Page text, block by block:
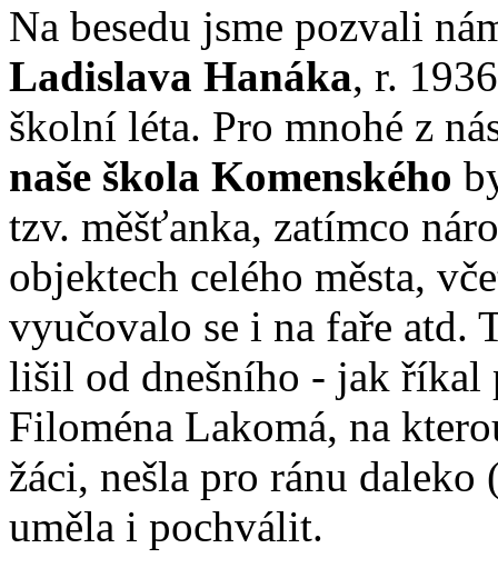
Na besedu jsme pozvali
Ladislava Hanáka, r.
školní léta. Pro mnohé z
naše škola Komenského
tzv. měšťanka, zatímco
objektech celého města,
vyučovalo se i na faře atd.
lišil od dnešního - jak říkal
Filoména Lakomá, na
žáci, nešla pro ránu
uměla i pochválit.